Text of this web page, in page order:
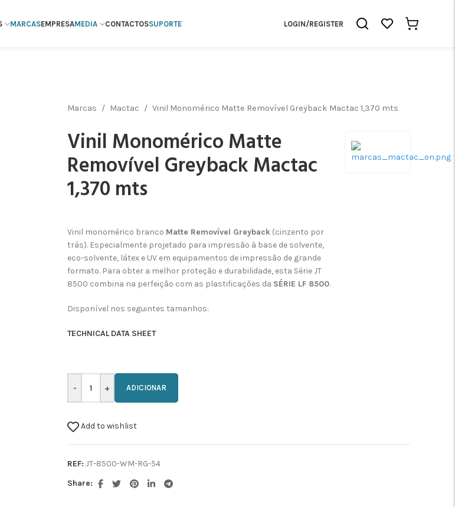
MARCASEMPRESAMEDIA CONTACTOSSUPORTE LOGIN/REGISTER
Marcas Mactac Vinil Monomérico Matte Removível Greyback Mactac 1,370 mts
Vinil Monomérico Matte
Removível Greyback Mactac
1,370 mts
Vinil monomérico branco Matte Removível Greyback (cinzento por
trás). Especialmente projetado para impressão à base de solvente,
eco-solvente, látex e UV em equipamentos de impressão de grande
formato. Para obter a melhor proteção e durabilidade, esta Série JT
8500 combina na perfeição com as plastificações da SÉRIE LF 8500.
Disponível nos seguintes tamanhos:
TECHNICAL DATA SHEET
ADICIONAR
Add to wishlist
REF: JT-8500-WM-RG-54
Share: